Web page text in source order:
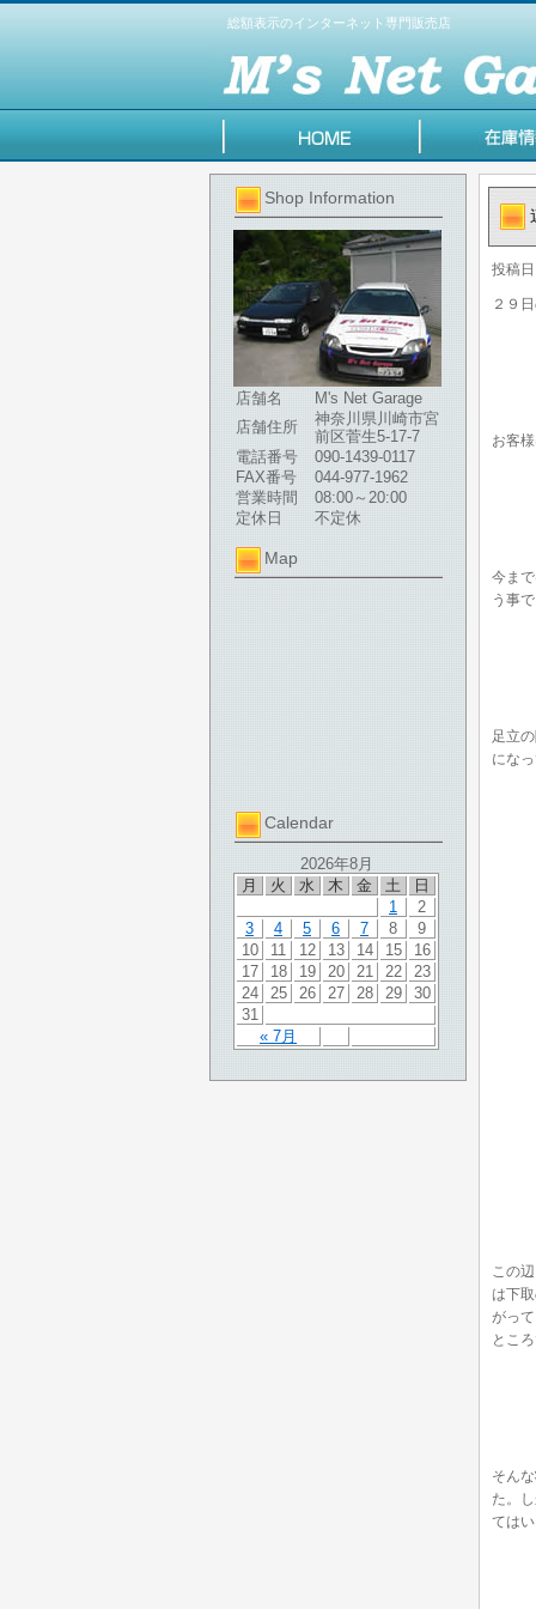
総額表示のインターネット専門販売店
Shop Information
店舗名
M's Net Garage
店舗住所
神奈川県川崎市宮
前区菅生5-17-7
電話番号
090-1439-0117
FAX番号
044-977-1962
営業時間
08:00～20:00
定休日
不定休
Map
Calendar
2026年8月
月
火 水 木 金 土 日
« 7月
1
2
3
4 5 6 7 8
9
10
11 12 13 14 15
16
17
18 19 20 21 22
23
24
25 26 27 28 29
30
31
投稿日
２９
お客
今ま
う事
足立
にな
この
は下
がっ
とこ
そん
た。
ては